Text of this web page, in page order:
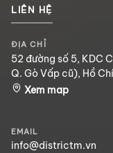
LIÊN HỆ
ĐỊA CHỈ
52 đường số 5, KDC
Q. Gò Vấp cũ), Hồ
Xem map
EMAIL
info@districtm.vn